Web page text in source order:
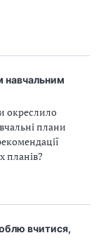
навчальним
окреслило
плани
планів?
вчитися,